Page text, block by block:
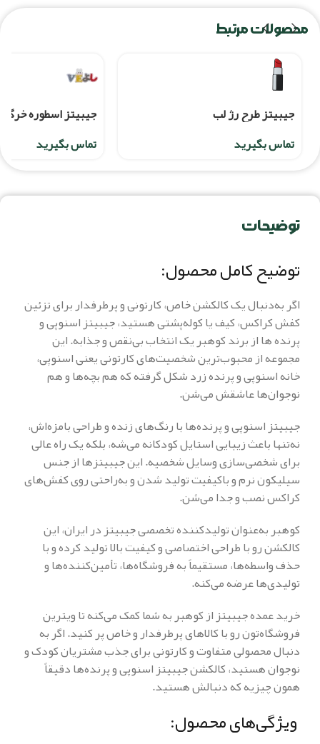
محصولات مرتبط
جیبیتز طرح رژ لب
تماس بگیرید
جیبیتز اسطوره
تماس بگیرید
توضیحات
توضیح کامل محصول:
اگر به‌دنبال یک کالکشن خاص، کارتونی و پرطرفدار برای تزئین
کفش کراکس، کیف یا کوله‌پشتی هستید، جیبیتز اسنوپی و
پرنده ها از برند کوهبر یک انتخاب بی‌نقص و جذابه. این
مجموعه از محبوب‌ترین شخصیت‌های کارتونی یعنی اسنوپی،
خانه اسنوپی و پرنده زرد شکل گرفته که هم بچه‌ها و هم
نوجوان‌ها عاشقش می‌شن.
جیبیتز اسنوپی و پرنده‌ها با رنگ‌های زنده و طراحی بامزه‌اش،
نه‌تنها باعث زیبایی استایل کودکانه می‌شه، بلکه یک راه عالی
برای شخصی‌سازی وسایل شخصیه. این جیبیتزها از جنس
سیلیکون نرم و باکیفیت تولید شدن و به‌راحتی روی کفش‌های
کراکس نصب و جدا می‌شن.
کوهبر به‌عنوان تولیدکننده تخصصی جیبیتز در ایران، این
کالکشن رو با طراحی اختصاصی و کیفیت بالا تولید کرده و با
حذف واسطه‌ها، مستقیماً به فروشگاه‌ها، تأمین‌کننده‌ها و
تولیدی‌ها عرضه می‌کنه.
خرید عمده جیبیتز از کوهبر به شما کمک می‌کنه تا ویترین
فروشگاه‌تون رو با کالاهای پرطرفدار و خاص پر کنید. اگر به
دنبال محصولی متفاوت و کارتونی برای جذب مشتریان کودک و
نوجوان هستید، کالکشن جیبیتز اسنوپی و پرنده‌ها دقیقاً
همون چیزیه که دنبالش هستید.
ویژگی‌های محصول: